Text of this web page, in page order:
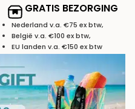
GRATIS BEZORGING
Nederland v.a. €75 ex btw,
België v.a. €100 ex btw,
EU landen v.a. €150 ex btw